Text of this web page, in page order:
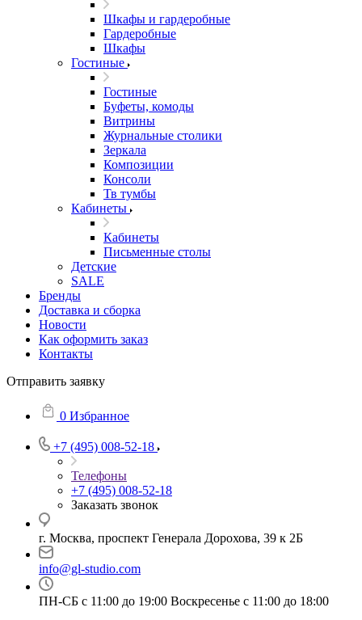
Шкафы и гардеробные
Гардеробные
Шкафы
Гостиные
Гостиные
Буфеты, комоды
Витрины
Журнальные столики
Зеркала
Композиции
Консоли
Тв тумбы
Кабинеты
Кабинеты
Письменные столы
Детские
SALE
Бренды
Доставка и сборка
Новости
Как оформить заказ
Контакты
Отправить заявку
0 Избранное
+7 (495) 008-52-18
Телефоны
+7 (495) 008-52-18
Заказать звонок
г. Москва, проспект Генерала Дорохова, 39 к 2Б
info@gl-studio.com
ПН-СБ с 11:00 до 19:00 Воскресенье с 11:00 до 18:00